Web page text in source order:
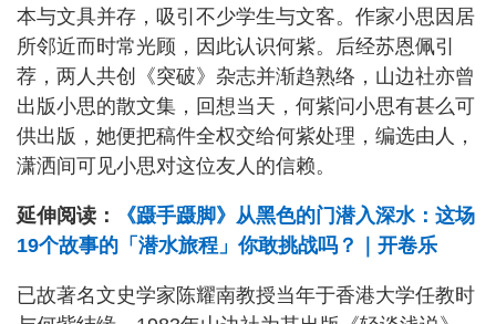
本与文具并存，吸引不少学生与文客。作家小思因居
所邻近而时常光顾，因此认识何紫。后经苏恩佩引
荐，两人共创《突破》杂志并渐趋熟络，山边社亦曾
出版小思的散文集，回想当天，何紫问小思有甚么可
供出版，她便把稿件全权交给何紫处理，编选由人，
潇洒间可见小思对这位友人的信赖。
延伸阅读：
《蹑手蹑脚》从黑色的门潜入深水：这场
19个故事的「潜水旅程」你敢挑战吗？｜开卷乐
已故著名文史学家陈耀南教授当年于香港大学任教时